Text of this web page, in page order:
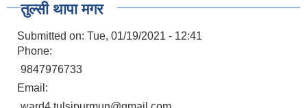
तुल्सी थापा मगर
Submitted on: Tue, 01/19/2021 - 12:41
Phone:
9847976733
Email: